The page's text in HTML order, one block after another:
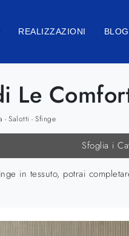
REALIZZAZIONI
Le
-Salotti -Sfinge
Sfoglia i
in tessuto, potrai